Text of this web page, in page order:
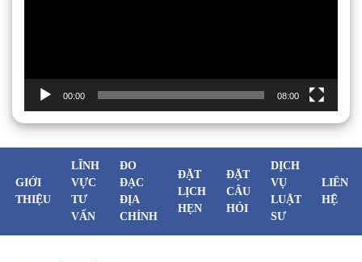
00:00 08:00
GIỚI
THIỆU
LĨNH
VỰC
TƯ
VẤN
ĐO
ĐẠC
ĐỊA
CHÍNH
ĐẶT
LỊCH
HẸN
ĐẶT
CÂU
HỎI
DỊCH
VỤ
LUẬT
SƯ
LIÊN
HỆ